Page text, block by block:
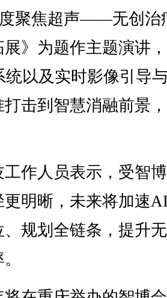
聚焦超声——无创治
》为题作主题演讲
以及实时影像引导
击到智慧消融前景
人员表示，受智博
明晰，未来将加速
、规划全链条，提升